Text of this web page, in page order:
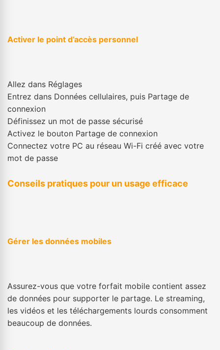
Activer le point d’accès personnel
Allez dans Réglages
Entrez dans Données cellulaires, puis Partage de
connexion
Définissez un mot de passe sécurisé
Activez le bouton Partage de connexion
Connectez votre PC au réseau Wi-Fi créé avec votre
mot de passe
Conseils pratiques pour un usage efficace
Gérer les données mobiles
Assurez-vous que votre forfait mobile contient assez
de données pour supporter le partage. Le streaming,
les vidéos et les téléchargements lourds consomment
beaucoup de données.